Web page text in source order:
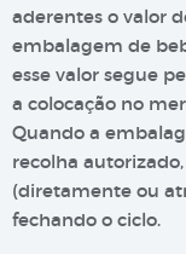
aderentes o valor
embalagem de
esse valor segue
a colocação no
Quando a
recolha
(diretamente ou
fechando o ciclo.